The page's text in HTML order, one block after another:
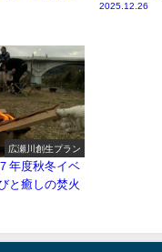
2025.12.26
広瀬川創生プラン
年度秋冬イベ
と癒しの焚火